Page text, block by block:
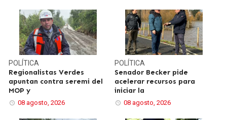
POLÍTICA
Regionalistas Verdes
apuntan contra seremi del
MOP y
08 agosto, 2026
POLÍTICA
Senador Becker pide
acelerar recursos para
iniciar la
08 agosto, 2026